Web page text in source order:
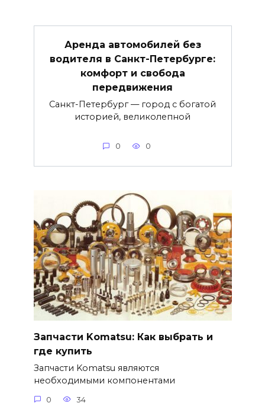
Аренда автомобилей без
водителя в Санкт-Петербурге:
комфорт и свобода
передвижения
Санкт-Петербург — город с богатой
историей, великолепной
0 0
Запчасти Komatsu: Как выбрать и
где купить
Запчасти Komatsu являются
необходимыми компонентами
0 34